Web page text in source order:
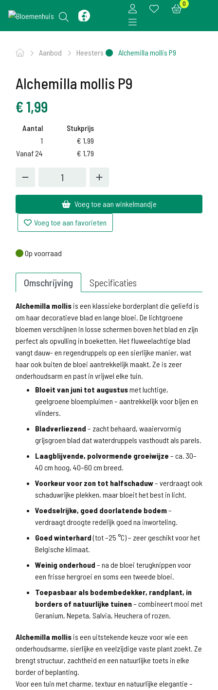
0
Aanbod Heesters Alchemilla mollis P9
Alchemilla mollis P9
€1,99
Aantal
Stukprijs
1
€ 1,99
Vanaf 24
€ 1,79
Voeg toe aan winkelmandje
Voeg toe aan favorieten
Op voorraad
Op voorraad
Omschrijving Specificaties
Alchemilla mollis is een klassieke borderplant die geliefd is
om haar decoratieve blad en lange bloei. De lichtgroene
bloemen verschijnen in losse schermen boven het blad en zijn
perfect als opvulling in boeketten. Het fluweelachtige blad
vangt dauw- en regendruppels op een sierlijke manier, wat
haar ook buiten de bloei aantrekkelijk maakt. Ze is zeer
onderhoudsarm en past in vrijwel elke tuin.
Bloeit van juni tot augustusmet luchtige,
geelgroene bloempluimen – aantrekkelijk voor bijen en
vlinders.
Bladverliezend – zacht behaard, waaiervormig
grijsgroen blad dat waterdruppels vasthoudt als parels.
Laagblijvende, polvormende groeiwijze – ca. 30–
40 cm hoog, 40–60 cm breed.
Voorkeur voor zon tot halfschaduw– verdraagt ook
schaduwrijke plekken, maar bloeit het best in licht.
Voedselrijke, goed doorlatende bodem–
verdraagt droogte redelijk goed na inworteling.
Goed winterhard(tot –25 °C) – zeer geschikt voor het
Belgische klimaat.
Weinig onderhoud – na de bloei terugknippen voor
een frisse hergroei en soms een tweede bloei.
Toepasbaar als bodembedekker, randplant, in
borders of natuurlijke tuinen– combineert mooi met
Geranium, Nepeta, Salvia, Heuchera of rozen.
Alchemilla mollis is een uitstekende keuze voor wie een
onderhoudsarme, sierlijke en veelzijdige vaste plant zoekt. Ze
brengt structuur, zachtheid en een natuurlijke toets in elke
border of beplanting.
Voor een tuin met charme, textuur en natuurlijke elegantie –